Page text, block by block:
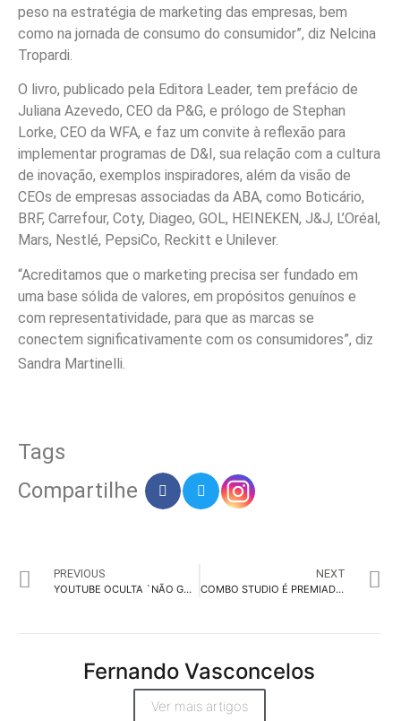
peso na estratégia de marketing das empresas, bem
como na jornada de consumo do consumidor”, diz Nelcina
Tropardi.
O livro, publicado pela Editora Leader, tem prefácio de
Juliana Azevedo, CEO da P&G, e prólogo de Stephan
Lorke, CEO da WFA, e faz um convite à reflexão para
implementar programas de D&I, sua relação com a cultura
de inovação, exemplos inspiradores, além da visão de
CEOs de empresas associadas da ABA, como Boticário,
BRF, Carrefour, Coty, Diageo, GOL, HEINEKEN, J&J, L’Oréal,
Mars, Nestlé, PepsiCo, Reckitt e Unilever.
“Acreditamos que o marketing precisa ser fundado em
uma base sólida de valores, em propósitos genuínos e
com representatividade, para que as marcas se
conectem significativamente com os consumidores”, diz
Sandra Martinelli.
Tags
Compartilhe
PREVIOUS
YOUTUBE OCULTA `NÃO GOSTEI` DOS VÍDEOS PARA COMBATER BULLYING
NEXT
COMBO STUDIO É PREMIADO POR VINHETA DA OLIMPÍADA DE TÓQUIO
Fernando Vasconcelos
Ver mais artigos